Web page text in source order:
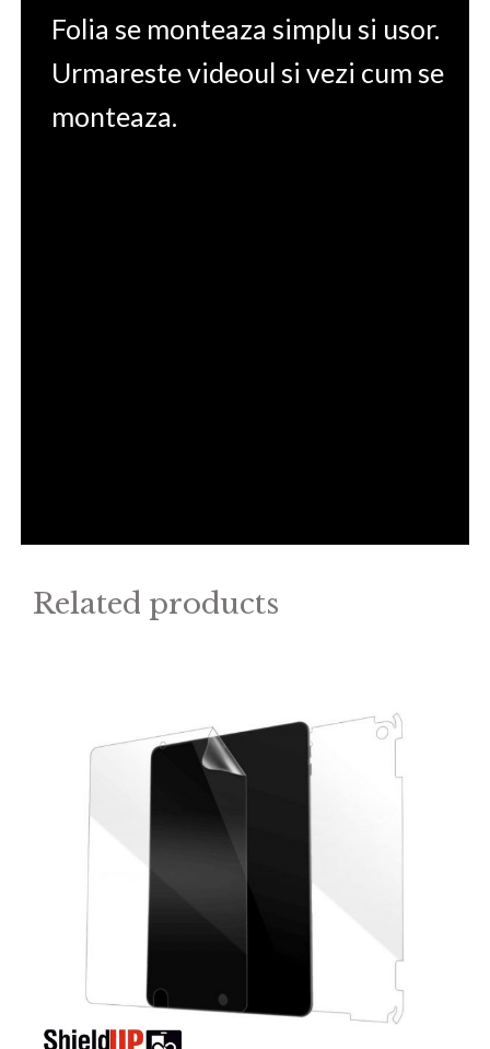
Folia se monteaza simplu si usor.
Urmareste videoul si vezi cum se
monteaza.
Related products